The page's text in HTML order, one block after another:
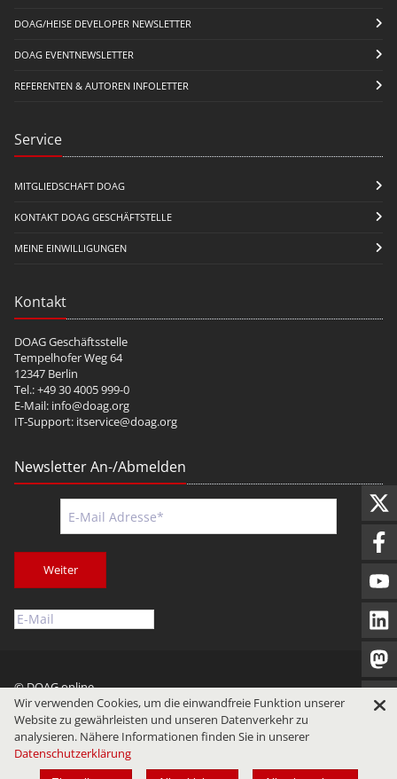
DOAG/HEISE DEVELOPER NEWSLETTER
DOAG EVENTNEWSLETTER
REFERENTEN & AUTOREN INFOLETTER
Service
MITGLIEDSCHAFT DOAG
KONTAKT DOAG GESCHÄFTSTELLE
MEINE EINWILLIGUNGEN
Kontakt
DOAG Geschäftsstelle
Tempelhofer Weg 64
12347 Berlin
Tel.: +49 30 4005 999-0
E-Mail: info@doag.org
IT-Support: itservice@doag.org
Newsletter An-/Abmelden
Weiter
© DOAG online
Impressum
Datenschutz Nutzungsbedingungen
Wir verwenden Cookies, um die einwandfreie Funktion unserer
Website zu gewährleisten und unseren Datenverkehr zu
analysieren. Nähere Informationen finden Sie in unserer
Datenschutzerklärung